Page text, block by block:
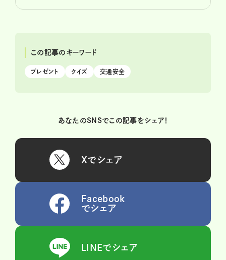
この記事のキーワード
プレゼント クイズ 交通安全
あなたのSNSでこの記事をシェア！
Xでシェア
Facebook
でシェア
LINEでシェア